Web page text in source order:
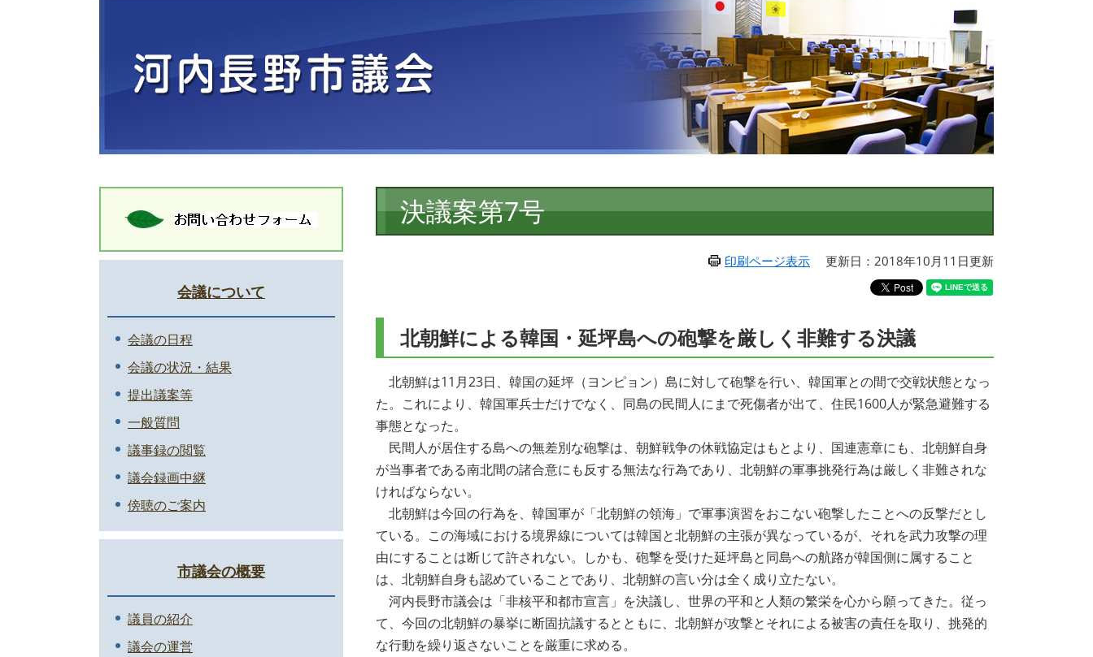
文
決議案第7号
印刷ページ表示 更新日：2018年10月11日更新
北朝鮮による韓国・延坪島への砲撃を厳しく非難する決議
北朝鮮は11月23日、韓国の延坪（ヨンピョン）島に対して砲撃を行い、韓国軍との間で交戦状態となっ
た。これにより、韓国軍兵士だけでなく、同島の民間人にまで死傷者が出て、住民1600人が緊急避難する
事態となった。
民間人が居住する島への無差別な砲撃は、朝鮮戦争の休戦協定はもとより、国連憲章にも、北朝鮮自身
が当事者である南北間の諸合意にも反する無法な行為であり、北朝鮮の軍事挑発行為は厳しく非難されな
ければならない。
北朝鮮は今回の行為を、韓国軍が「北朝鮮の領海」で軍事演習をおこない砲撃したことへの反撃だとし
ている。この海域における境界線については韓国と北朝鮮の主張が異なっているが、それを武力攻撃の理
由にすることは断じて許されない。しかも、砲撃を受けた延坪島と同島への航路が韓国側に属すること
は、北朝鮮自身も認めていることであり、北朝鮮の言い分は全く成り立たない。
河内長野市議会は「非核平和都市宣言」を決議し、世界の平和と人類の繁栄を心から願ってきた。従っ
て、今回の北朝鮮の暴挙に断固抗議するとともに、北朝鮮が攻撃とそれによる被害の責任を取り、挑発的
な行動を繰り返さないことを厳重に求める。
会議について
会議の日程
会議の状況・結果
提出議案等
一般質問
議事録の閲覧
議会録画中継
傍聴のご案内
市議会の概要
議員の紹介
議会の運営